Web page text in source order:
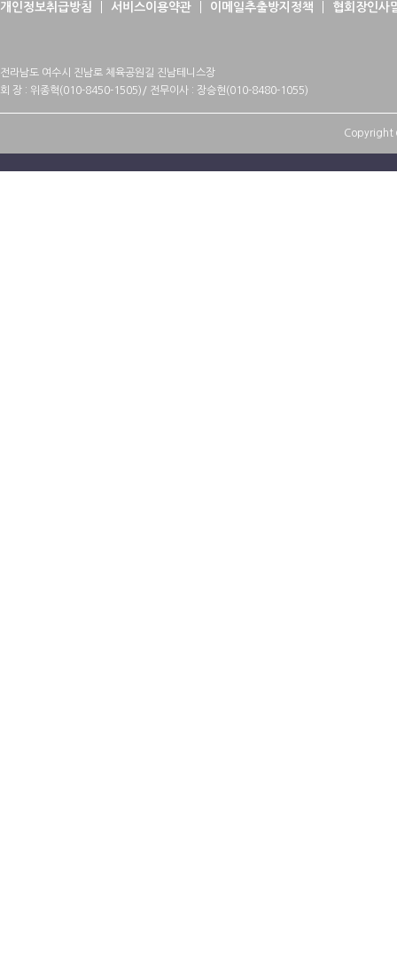
개인정보취급방침 서비스이용약관 이메일추출방지정책 협회장인사
전라남도 여수시 진남로 체육공원길 진남테니스장
회 장 : 위종혁(010-8450-1505)/ 전무이사 : 장승현(010-8480-1055)